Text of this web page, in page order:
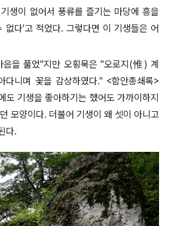
생이 없어서 풍류를 즐기는 마당에 흥을
없다'고 적었다. 그렇다면 이 기생들은 어
음을 풀었"지만 오횡묵은"오로지 (惟 )계
다니며 꽃을 감상하였다." <함안총쇄록>
도 기생을 좋아하기는 했어도 가까이하지
모양이다. 더불어 기생이 왜 셋이 아니고
다.